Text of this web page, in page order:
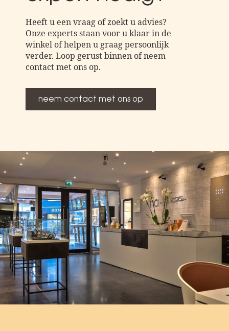
Heeft u een vraag of zoekt u advies?
Onze experts staan voor u klaar in de
winkel of helpen u graag persoonlijk
verder. Loop gerust binnen of neem
contact met ons op.
neem contact met ons op